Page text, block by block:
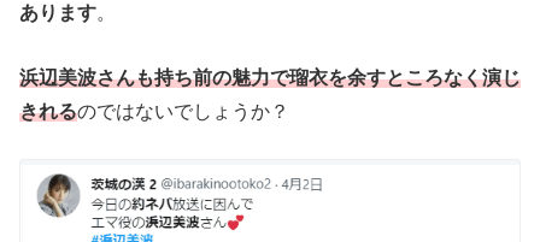
あります。
浜辺美波さんも持ち前の魅力で瑠衣を余すところなく演じ
きれるのではないでしょうか？